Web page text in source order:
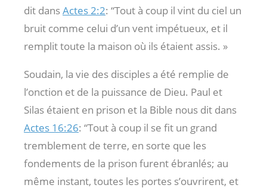
dit dansActes 2:2: “Tout à coup il vint du ciel un
bruit comme celui d’un vent impétueux, et il
remplit toute la maison où ils étaient assis. »
Soudain, la vie des disciples a été remplie de
l’onction et de la puissance de Dieu. Paul et
Silas étaient en prison et la Bible nous dit dans
Actes 16:26: “Tout à coup il se fit un grand
tremblement de terre, en sorte que les
fondements de la prison furent ébranlés; au
même instant, toutes les portes s’ouvrirent, et